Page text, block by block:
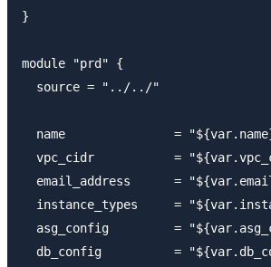
}
module "prd" {
  source = "../../"
name               =
vpc_cidr           =
email_address      =
instance_types     =
asg_config         =
db_config          =